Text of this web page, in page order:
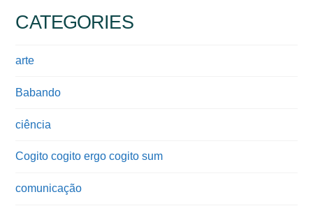
CATEGORIES
arte
Babando
ciência
Cogito cogito ergo cogito sum
comunicação